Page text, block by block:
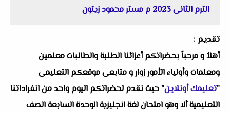
الترم الثانى 2023 م مستر محمود زيتون
تقديم :
أهلاُ و مرحباً بحضراتكم أعزائنا الطلبة والطالبات معلمين
ومعلمات وأولياء الأمور زوار و متابعى موقعكم التعليمى
"تعليمك أونلاين" حيث نقدم لحضراتكم اليوم واحد من انفراداتنا
التعليمية ألا وهوامتحان لغة انجليزية الوحدة السابعة الصف